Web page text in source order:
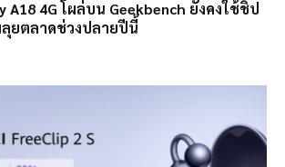
A18 4G โผล่บน Geekbench ยังคงใช้ชิป
ลุยตลาดช่วงปลายปีนี้